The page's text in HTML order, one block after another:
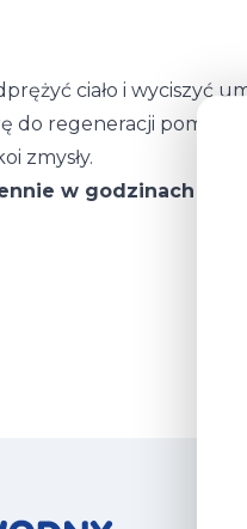
ciało i wyciszyć
do regeneracji
zmysły.
w godzinach 7:00